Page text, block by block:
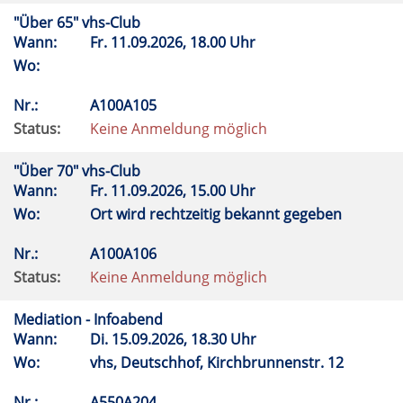
"Über 65" vhs-Club
Wann:
Fr. 11.09.2026, 18.00 Uhr
Wo:
Nr.:
A100A105
Status:
Keine Anmeldung möglich
"Über 70" vhs-Club
Wann:
Fr. 11.09.2026, 15.00 Uhr
Wo:
Ort wird rechtzeitig bekannt gegeben
Nr.:
A100A106
Status:
Keine Anmeldung möglich
Mediation - Infoabend
Wann:
Di. 15.09.2026, 18.30 Uhr
Wo:
vhs, Deutschhof, Kirchbrunnenstr. 12